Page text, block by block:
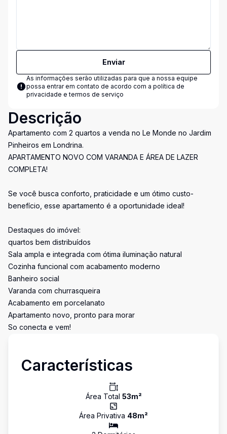
Enviar
As informações serão utilizadas para que a nossa equipe
possa entrar em contato de acordo com a política de
privacidade e termos de serviço
Descrição
Apartamento com 2 quartos a venda no Le Monde no Jardim
Pinheiros em Londrina.
APARTAMENTO NOVO COM VARANDA E ÁREA DE LAZER
COMPLETA!
Se você busca conforto, praticidade e um ótimo custo-
benefício, esse apartamento é a oportunidade ideal!
Destaques do imóvel:
quartos bem distribuídos
Sala ampla e integrada com ótima iluminação natural
Cozinha funcional com acabamento moderno
Banheiro social
Varanda com churrasqueira
Acabamento em porcelanato
Apartamento novo, pronto para morar
So conecta e vem!
Características
Área Total 53m²
Área Privativa 48m²